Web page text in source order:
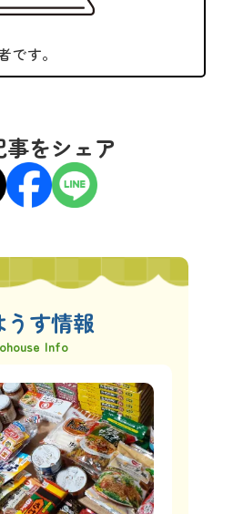
です。
事をシェア
うす情報
Info